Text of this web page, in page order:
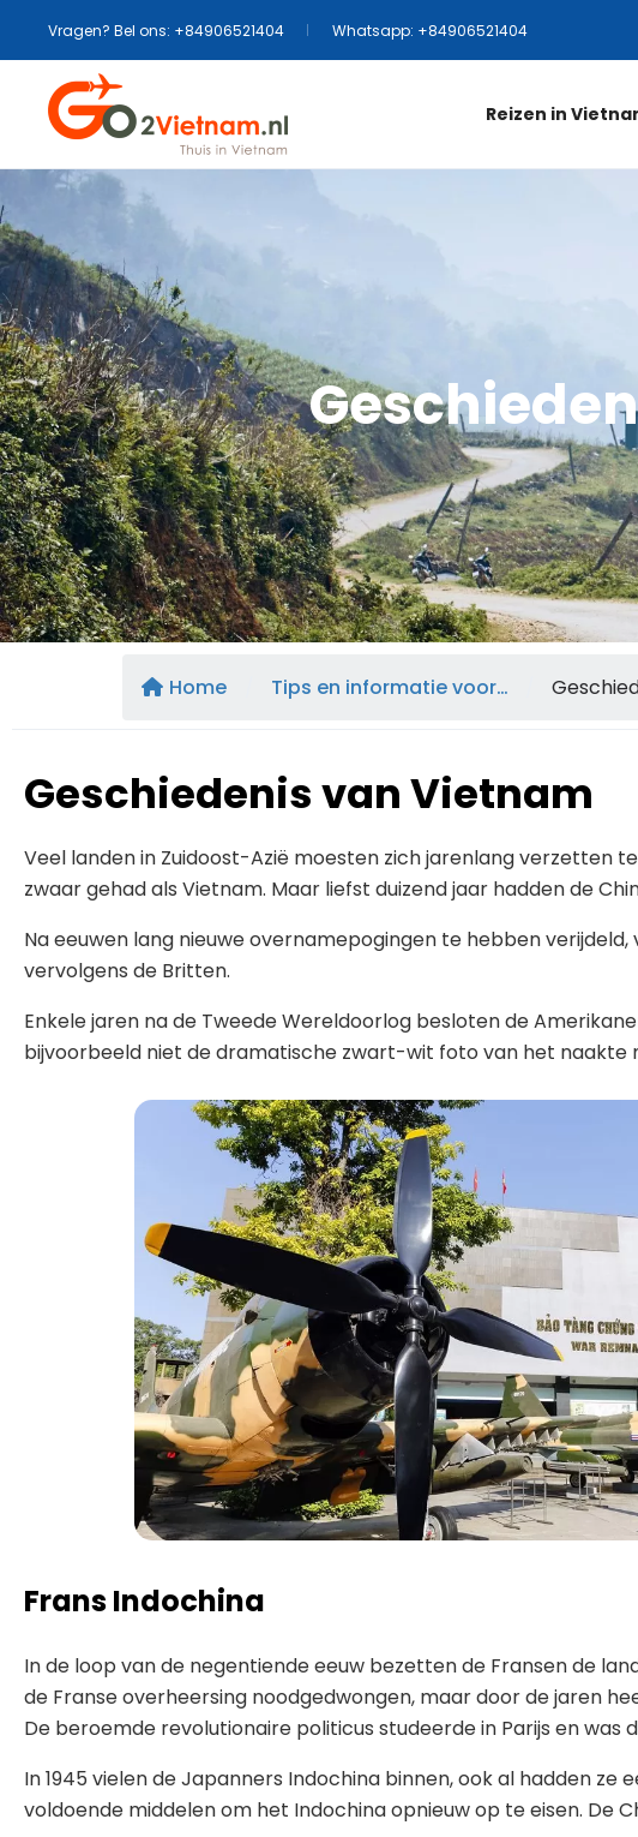
Vragen? Bel ons: +84906521404 Whatsapp: +84906521404
Reizen in
Home Tips en informatie voor…
Geschiedenis van Vietnam
Veel landen in Zuidoost-Azië moesten zich jarenlang verzetten
zwaar gehad als Vietnam. Maar liefst duizend jaar hadden de
Na eeuwen lang nieuwe overnamepogingen te hebben
vervolgens de Britten.
Enkele jaren na de Tweede Wereldoorlog besloten de
bijvoorbeeld niet de dramatische zwart-wit foto van het
Frans Indochina
In de loop van de negentiende eeuw bezetten de Fransen de
de Franse overheersing noodgedwongen, maar door de jaren
De beroemde revolutionaire politicus studeerde in Parijs en
In 1945 vielen de Japanners Indochina binnen, ook al hadden
voldoende middelen om het Indochina opnieuw op te eisen. De